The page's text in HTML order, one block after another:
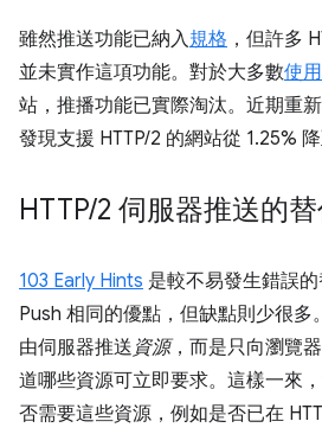
雖然推送功能已納入規格 ，但許多
並未實作這項功能。對於大多數使
站，推播功能已實際淘汰。近期重
發現支援 HTTP/2 的網站從 1.25% 降
HTTP/2 伺服器推送的
103 Early Hints 是較不易發生錯誤
Push 相同的優點，但缺點則少很多
由伺服器推送 資源，而是只向瀏覽
道哪些資源可立即要求。這樣一來
否需要這些資源，例如是否已在